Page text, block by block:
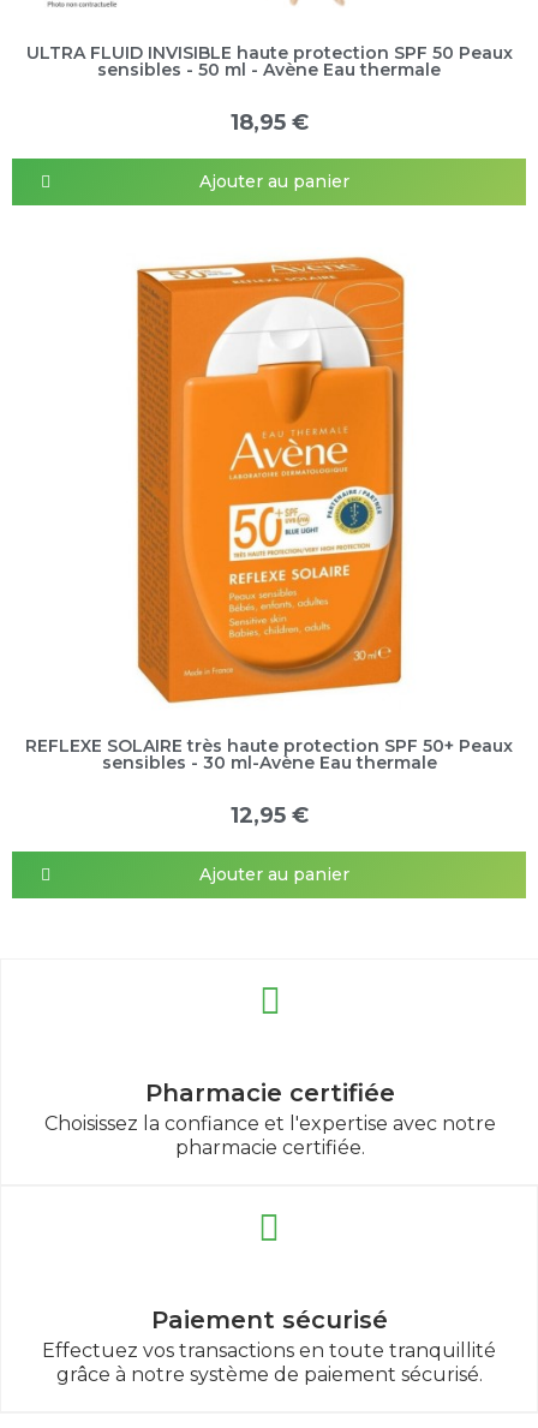
ULTRA FLUID INVISIBLE haute protection SPF 50 Peaux
sensibles - 50 ml - Avène Eau thermale
18,95 €
Ajouter au panier
REFLEXE SOLAIRE très haute protection SPF 50+ Peaux
sensibles - 30 ml-Avène Eau thermale
12,95 €
Ajouter au panier
Pharmacie certifiée
Choisissez la confiance et l'expertise avec notre
pharmacie certifiée.
Paiement sécurisé
Effectuez vos transactions en toute tranquillité
grâce à notre système de paiement sécurisé.